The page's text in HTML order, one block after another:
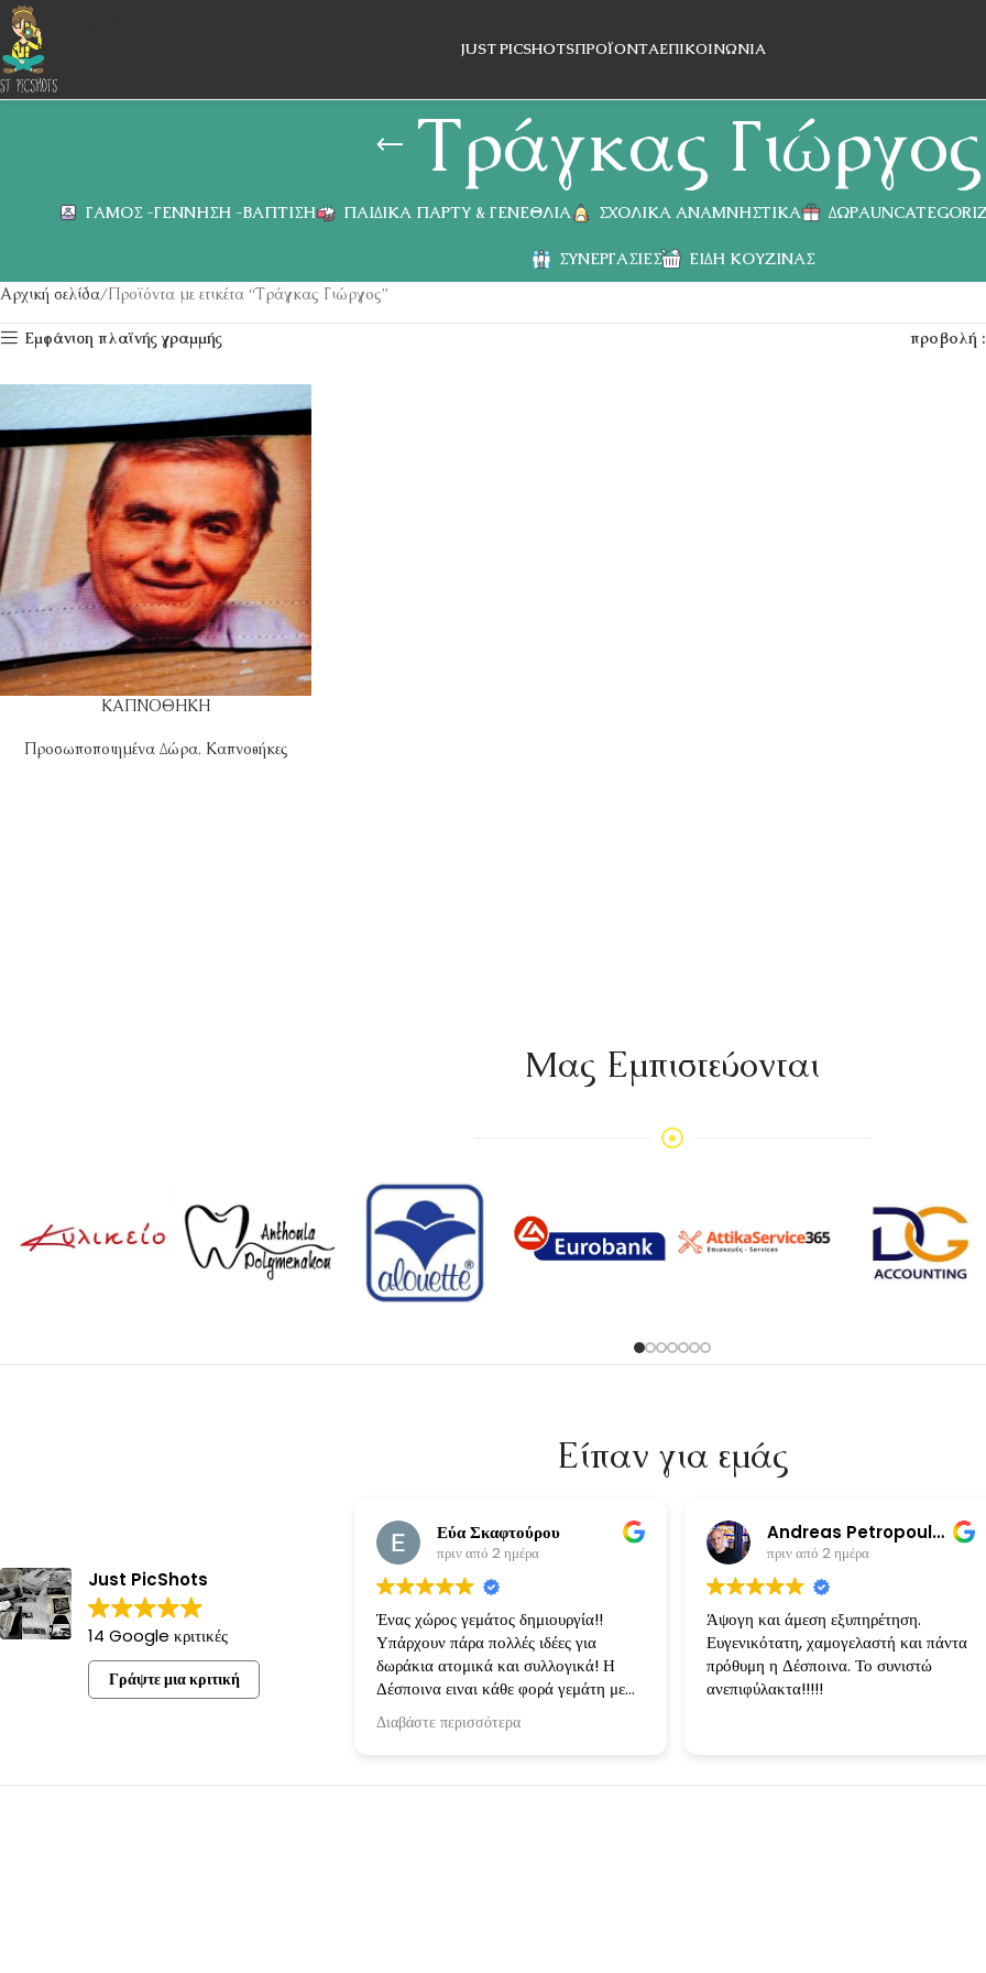
Skip to navigation
Skip to main content
JUST PICSHOTSΠΡΟΪΌΝΤΑΕΠΙΚΟΙΝΩΝΊΑ
Τράγκας Γιώργος
ΓΆΜΟΣ -ΓΈΝΝΗΣΗ -ΒΆΠΤΙΣΗ ΠΑΙΔΙΚΆ ΠΆΡΤΥ & ΓΕΝΈΘΛΙΑ ΣΧΟΛΙΚΆ ΑΝΑΜΝΗΣΤΙΚΆ ΔΏΡΑ
ΣΥΝΕΡΓΑΣΊΕΣ
ΕΊΔΗ ΚΟΥΖΊΝΑΣ
Αρχική σελίδα Προϊόντα με ετικέτα “Τράγκας Γιώργος”
Εμφάνιση πλαϊνής γραμμής προβολή
ΚΑΠΝΟΘΗΚΗ
Προσωποποιημένα Δώρα, Καπνοθήκες
Mας Εμπιστεύονται
Είπαν για εμάς
Just PicShots
14 Google κριτικές
Γράψτε μια κριτική
Εύα Σκαφτούρου
πριν από 2 ημέρα
Ένας χώρος γεμάτος δημιουργία!!
Υπάρχουν πάρα πολλές ιδέες για
δωράκια ατομικά και συλλογικά! Η
Δέσποινα ειναι κάθε φορά γεμάτη με
όρεξη για να κάνει τις ιδέες
πραγματικότητα! Κάθε δημιουργία ηταν
την είχαμε κανονίσει!
Διαβάστε περισσότερα
Andreas Petropoulos
πριν από 2 ημέρα
Άψογη και άμεση εξυπηρέτηση.
Ευγενικότατη, χαμογελαστή και πάντα
πρόθυμη η Δέσποινα. Το συνιστώ
ανεπιφύλακτα!!!!!